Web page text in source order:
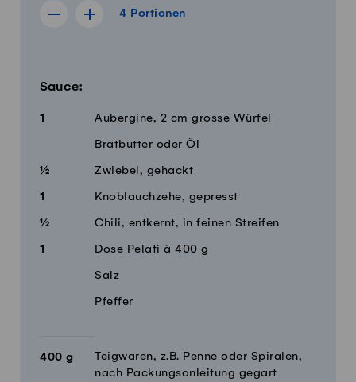
4 Portionen
Rezept für 3 Portionen anzeigen
Rezept für 5 Portionen anzeigen
4 Portionen
Sauce:
1 Aubergine, 2 cm grosse Würfel
Bratbutter oder Öl
½ Zwiebel, gehackt
1 Knoblauchzehe, gepresst
½ Chili, entkernt, in feinen Streifen
1 Dose Pelati à 400 g
Salz
Pfeffer
400 g
Teigwaren, z.B. Penne oder Spiralen,
nach Packungsanleitung gegart